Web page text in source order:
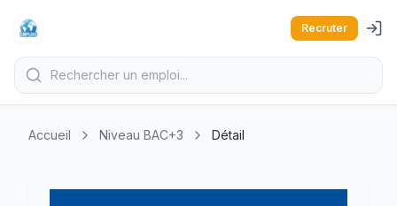
Recruter
Accueil Niveau BAC+3 Détail